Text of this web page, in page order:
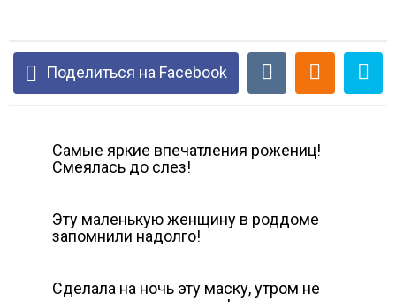
Поделиться на Facebook
Самые яркие впечатления рожениц!
Смеялась до слез!
Эту маленькую женщину в роддоме
запомнили надолго!
Сделала на ночь эту маску, утром не